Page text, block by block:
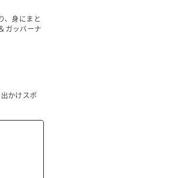
、身にまと
ガッバーナ
かけスポ